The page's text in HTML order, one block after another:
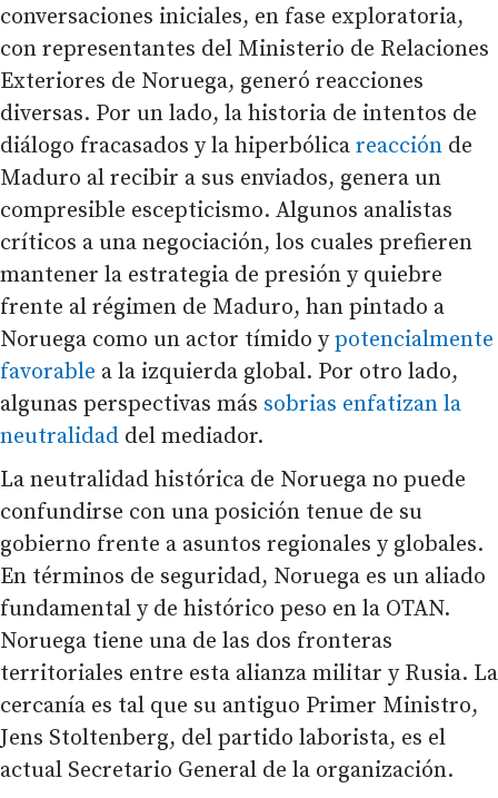
conversaciones iniciales, en fase exploratoria,
con representantes del Ministerio de Relaciones
Exteriores de Noruega, generó reacciones
diversas. Por un lado, la historia de intentos de
diálogo fracasados y la hiperbólica reacción de
Maduro al recibir a sus enviados, genera un
compresible escepticismo. Algunos analistas
críticos a una negociación, los cuales prefieren
mantener la estrategia de presión y quiebre
frente al régimen de Maduro, han pintado a
Noruega como un actor tímido ypotencialmente
favorable a la izquierda global. Por otro lado,
algunas perspectivas más sobrias enfatizan la
neutralidad del mediador.
La neutralidad histórica de Noruega no puede
confundirse con una posición tenue de su
gobierno frente a asuntos regionales y globales.
En términos de seguridad, Noruega es un aliado
fundamental y de histórico peso en la OTAN.
Noruega tiene una de las dos fronteras
territoriales entre esta alianza militar y Rusia. La
cercanía es tal que su antiguo Primer Ministro,
Jens Stoltenberg, del partido laborista, es el
actual Secretario General de la organización.